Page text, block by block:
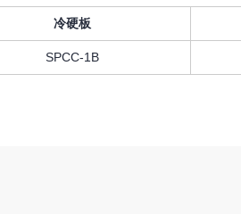
冷硬板
SPCC-1B